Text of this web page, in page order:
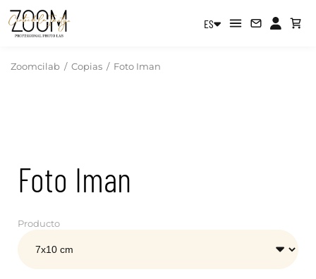
ES
Zoomcilab / Copias / Foto Iman
Foto Iman
Producto